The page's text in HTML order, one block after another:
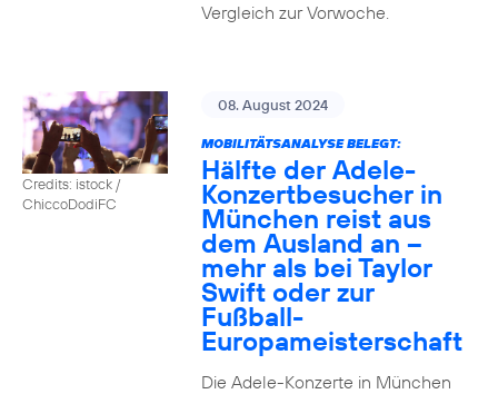
Vergleich zur Vorwoche.
Credits: istock /
ChiccoDodiFC
08. August 2024
MOBILITÄTSANALYSE BELEGT:
Hälfte der Adele-
Konzertbesucher in
München reist aus
dem Ausland an –
mehr als bei Taylor
Swift oder zur
Fußball-
Europameisterschaft
Die Adele-Konzerte in München